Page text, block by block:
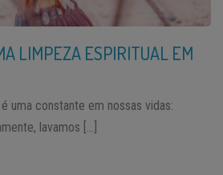
LIMPEZA ESPIRITUAL EM
uma constante em nossas vidas:
lavamos […]